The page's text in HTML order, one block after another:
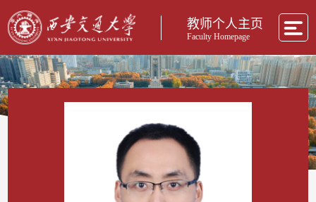
教师个人主页
Faculty Homepage